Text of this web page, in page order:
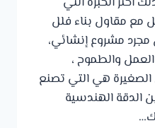
مع مقاول بناء فلل
مجرد مشروع إنشائي،
والطموح ،
الصغيرة هي التي تصنع
الدقة الهندسية